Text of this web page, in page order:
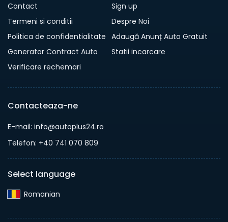
Contact
Sign up
Termeni si conditii
Despre Noi
Politica de confidentialitate Adaugă Anunț Auto Gratuit
Generator Contract Auto
Statii incarcare
Verificare rechemari
Contacteaza-ne
E-mail: info@autoplus24.ro
Telefon: +40 741 070 809
Select language
Romanian‎